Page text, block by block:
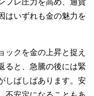
はいずれも金の魅力を
ックを金の上昇と捉え
ると、急騰の後には緊
しばしばあります。安